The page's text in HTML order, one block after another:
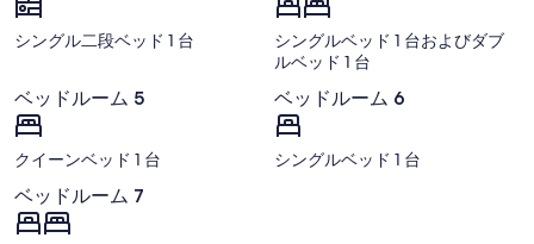
シングル二段ベッド 1 台
シングルベッド 1 台およびダブ
ルベッド 1 台
ベッドルーム 5
クイーンベッド 1 台
ベッドルーム 6
シングルベッド 1 台
ベッドルーム 7